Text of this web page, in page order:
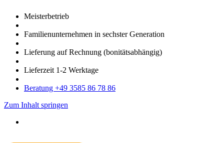
Meister­betrieb
Familien­unter­nehmen in sechster Gene­ration
Lieferung auf Rech­nung (bonitätsabhängig)
Liefer­zeit 1-2 Werk­tage
Bera­tung +49 3585 86 78 86
Zum Inhalt springen